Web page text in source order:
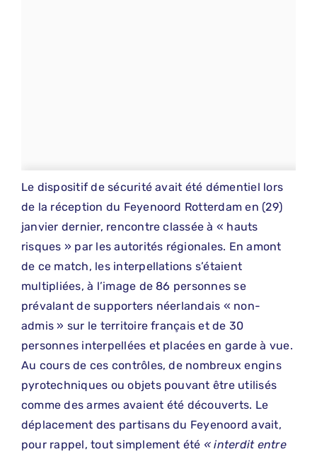
Le dispositif de sécurité avait été démentiel lors
de la réception du Feyenoord Rotterdam en (29)
janvier dernier, rencontre classée à « hauts
risques » par les autorités régionales. En amont
de ce match, les interpellations s’étaient
multipliées, à l’image de 86 personnes se
prévalant de supporters néerlandais « non-
admis » sur le territoire français et de 30
personnes interpellées et placées en garde à vue.
Au cours de ces contrôles, de nombreux engins
pyrotechniques ou objets pouvant être utilisés
comme des armes avaient été découverts. Le
déplacement des partisans du Feyenoord avait,
pour rappel, tout simplement été « interdit entre